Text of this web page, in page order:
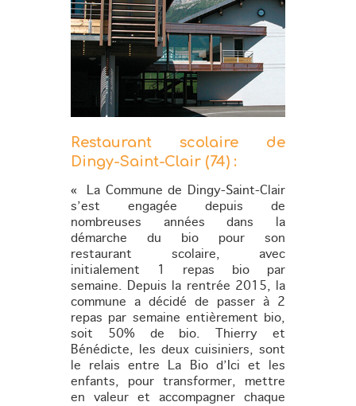
Restaurant scolaire de
Dingy-Saint-Clair (74) :
« La Commune de Dingy-Saint-Clair
s’est engagée depuis de
nombreuses années dans la
démarche du bio pour son
restaurant scolaire, avec
initialement 1 repas bio par
semaine. Depuis la rentrée 2015, la
commune a décidé de passer à 2
repas par semaine entièrement bio,
soit 50% de bio. Thierry et
Bénédicte, les deux cuisiniers, sont
le relais entre La Bio d’Ici et les
enfants, pour transformer, mettre
en valeur et accompagner chaque